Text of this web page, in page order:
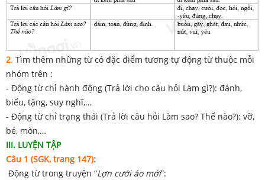
2. Tìm thêm những từ có đặc điểm tương tự động từ thuộc mỗi
nhóm trên :
- Động từ chỉ hành động (Trả lời cho câu hỏi Làm gì?): đánh,
biếu, tặng, suy nghĩ,…
- Động từ chỉ trạng thái (Trả lời câu hỏi Làm sao? Thế nào?): vỡ,
bẻ, mòn,…
III. LUYỆN TẬP
Câu 1 (SGK, trang 147):
Động từ trong truyện “Lợn cưới áo mới”: